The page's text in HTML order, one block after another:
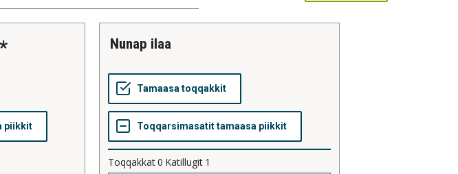
nunap ilaa
Toqqakkat0 Katillugit 1